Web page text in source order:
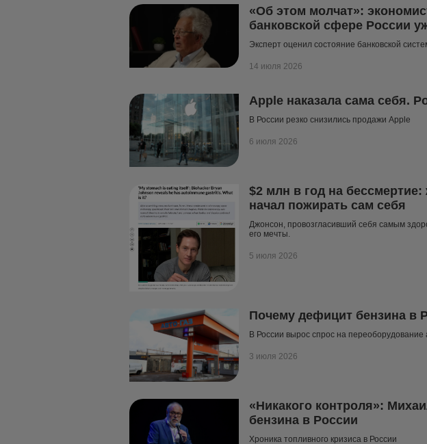
«Об этом молчат»:
банковской сфере России
Эксперт оценил состояние банковской
14 июля 2026
Apple наказала сама себя.
В России резко снизились продажи Apple
6 июля 2026
$2 млн в год на
начал пожирать сам себя
Джонсон, провозгласивший себя самым
его мечты.
5 июля 2026
Почему дефицит бензина в
В России вырос спрос на переоборудование
3 июля 2026
«Никакого контроля»:
бензина в России
Хроника топливного кризиса в России